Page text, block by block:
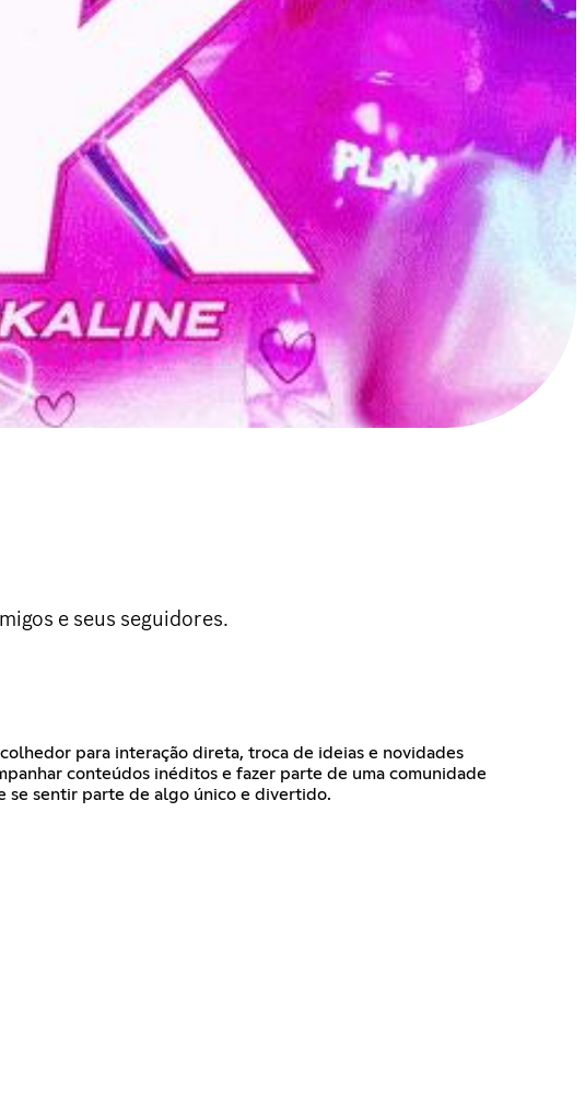
e seus seguidores.
para interação direta, troca de ideias e novidades
conteúdos inéditos e fazer parte de uma comunidade
se sentir parte de algo único e divertido.